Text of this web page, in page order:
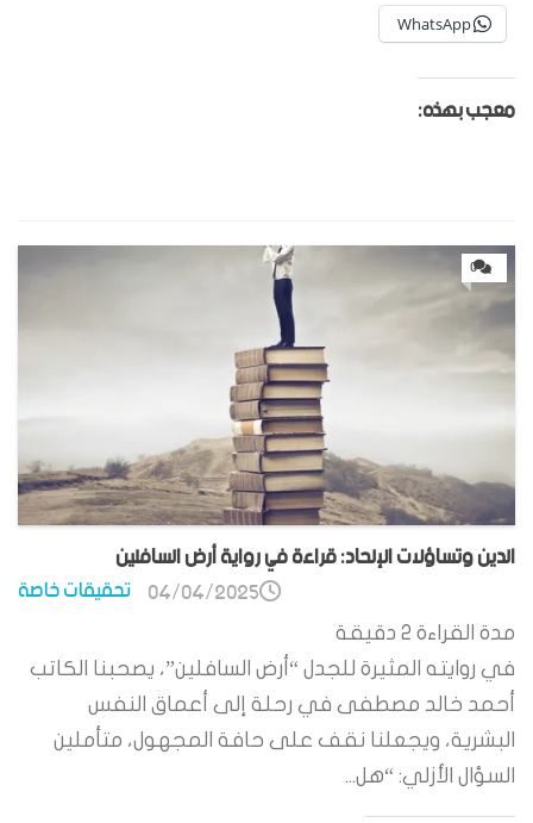
WhatsApp
معجب بهذه:
0
الدين وتساؤلات الإلحاد: قراءة في رواية أرض السافلين
تحقيقات خاصة 04/04/2025
مدة القراءة 2 دقيقة
في روايته المثيرة للجدل “أرض السافلين”، يصحبنا الكاتب
أحمد خالد مصطفى في رحلة إلى أعماق النفس
البشرية، ويجعلنا نقف على حافة المجهول، متأملين
السؤال الأزلي: “هل...